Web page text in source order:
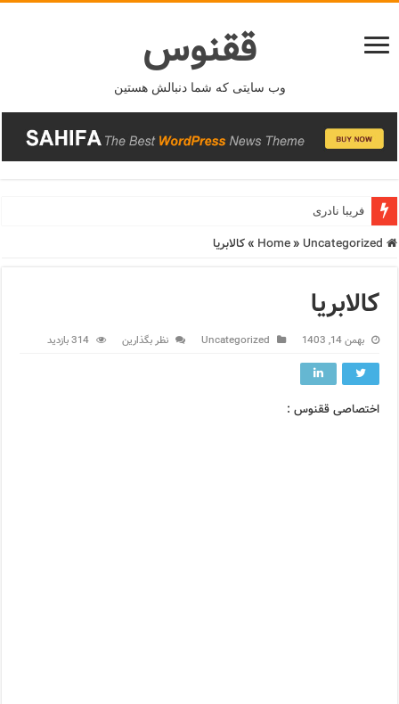
ققنوس
وب سایتی که شما دنبالش هستین
فریبا نادری
» Uncategorized
»کالابریا
کالابریا
بهمن 14, 1403 Uncategorized نظر بگذارین 314 بازدید
اختصاصی ققنوس :